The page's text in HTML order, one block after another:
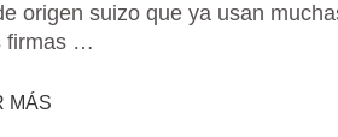
origen suizo que ya usan
firmas …
MÁS